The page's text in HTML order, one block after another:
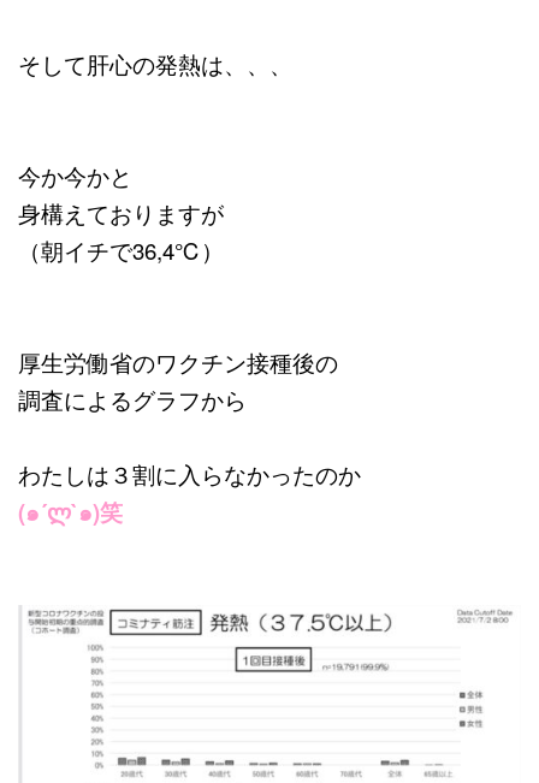
そして肝心の発熱は、、、
今か今かと
身構えておりますが
（朝イチで36,4℃）
厚生労働省のワクチン接種後の
調査によるグラフから
わたしは３割に入らなかったのか
(๑´ლ`๑)笑